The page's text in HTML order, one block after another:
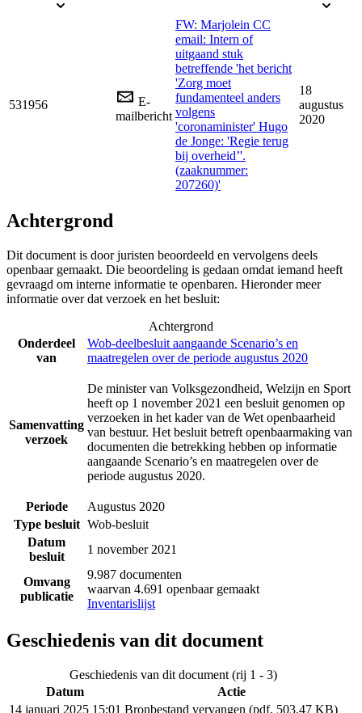
531956
E-
mailbericht
FW: Marjolein CC
email: Intern of
uitgaand stuk
betreffende 'het bericht
'Zorg moet
fundamenteel anders
volgens
'coronaminister' Hugo
de Jonge: 'Regie terug
bij overheid’'.
(zaaknummer:
207260)'
18
augustus
2020
Achtergrond
Dit document is door juristen beoordeeld en vervolgens deels
openbaar gemaakt. Die beoordeling is gedaan omdat iemand heeft
gevraagd om interne informatie te openbaren. Hieronder meer
informatie over dat verzoek en het besluit:
Achtergrond
Onderdeel
van
Wob-deelbesluit aangaande Scenario’s en
maatregelen over de periode augustus 2020
Samenvatting
verzoek
De minister van Volksgezondheid, Welzijn en Sport
heeft op 1 november 2021 een besluit genomen op
verzoeken in het kader van de Wet openbaarheid
van bestuur. Het besluit betreft openbaarmaking van
documenten die betrekking hebben op informatie
aangaande Scenario’s en maatregelen over de
periode augustus 2020.
Periode
Augustus 2020
Type besluit Wob-besluit
Datum
besluit
1 november 2021
Omvang
publicatie
9.987 documenten
waarvan 4.691 openbaar gemaakt
Inventarislijst
Geschiedenis van dit document
Geschiedenis van dit document (rij 1 - 3)
Datum
Actie
14 januari 2025 15:01 Bronbestand vervangen (pdf, 503.47 KB)